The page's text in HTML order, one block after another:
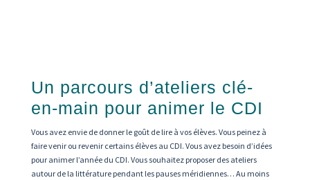
Un parcours d’ateliers clé-
en-main pour animer le CDI
Vous avez envie de donner le goût de lire à vos élèves. Vous peinez à
faire venir ou revenir certains élèves au CDI. Vous avez besoin d’idées
pour animer l’année du CDI. Vous souhaitez proposer des ateliers
autour de la littérature pendant les pauses méridiennes… Au moins